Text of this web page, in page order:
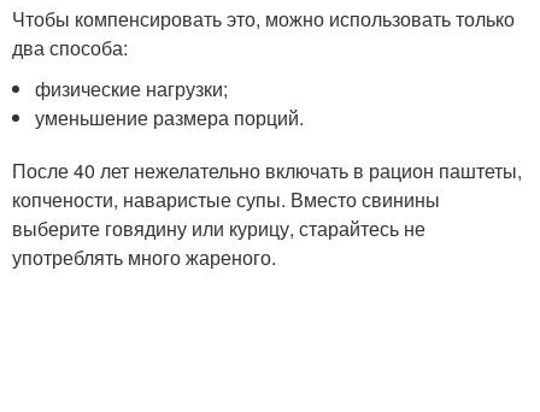
Чтобы компенсировать это, можно использовать только
два способа:
физические нагрузки;
уменьшение размера порций.
После 40 лет нежелательно включать в рацион паштеты,
копчености, наваристые супы. Вместо свинины
выберите говядину или курицу, старайтесь не
употреблять много жареного.